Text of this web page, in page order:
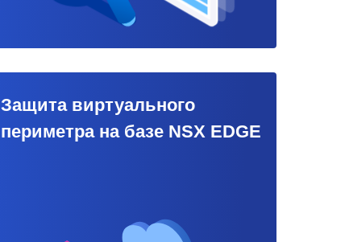
Защита виртуального
периметра на базе NSX EDGE